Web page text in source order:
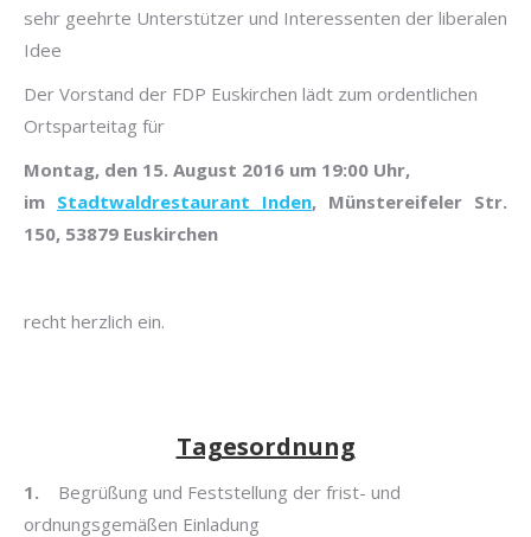
sehr geehrte Unterstützer und Interessenten der liberalen
Idee
Der Vorstand der FDP Euskirchen lädt zum ordentlichen
Ortsparteitag für
Montag, den 15. August 2016 um 19:00 Uhr,
im Stadtwaldrestaurant Inden, Münstereifeler Str.
150, 53879 Euskirchen
recht herzlich ein.
Tagesordnung
1.
Begrüßung und Feststellung der frist- und
ordnungsgemäßen Einladung